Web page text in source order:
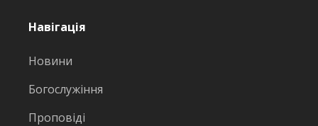
Навігація
Новини
Богослужіння
Проповіді